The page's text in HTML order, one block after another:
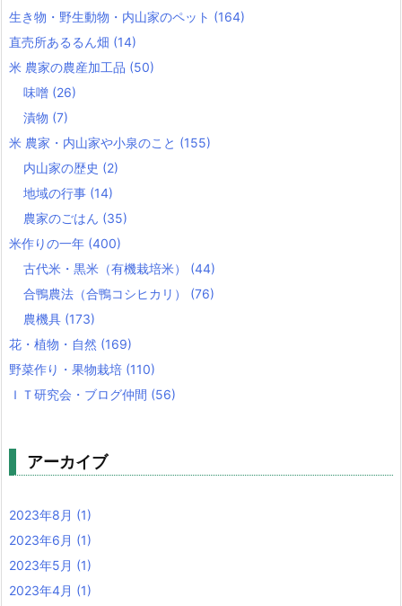
生き物・野生動物・内山家のペット (164)
直売所あるるん畑 (14)
米 農家の農産加工品 (50)
味噌 (26)
漬物 (7)
米 農家・内山家や小泉のこと (155)
内山家の歴史 (2)
地域の行事 (14)
農家のごはん (35)
米作りの一年 (400)
古代米・黒米（有機栽培米） (44)
合鴨農法（合鴨コシヒカリ） (76)
農機具 (173)
花・植物・自然 (169)
野菜作り・果物栽培 (110)
ＩＴ研究会・ブログ仲間 (56)
アーカイブ
2023年8月 (1)
2023年6月 (1)
2023年5月 (1)
2023年4月 (1)